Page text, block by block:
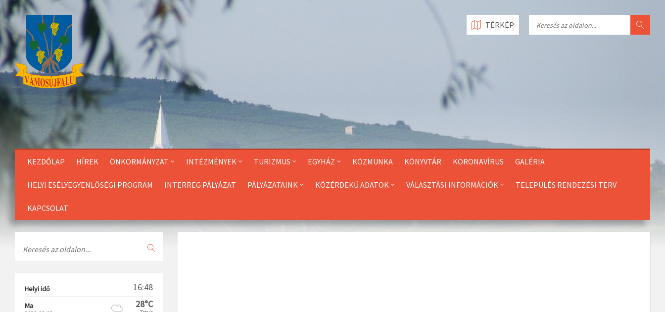
Skip
to
Content
KEZDŐLAP HÍREK ÖNKORMÁNYZAT INTÉZMÉNYEK TURIZMUS EGYHÁZ KÖZMUNKA KÖNYVTÁR KORONAVÍRUS GALÉRIA
HELYI ESÉLYEGYENLŐSÉGI PROGRAM INTERREG PÁLYÁZAT PÁLYÁZATAINK KÖZÉRDEKŰ ADATOK VÁLASZTÁSI INFORMÁCIÓK TELEPÜLÉS RENDEZÉSI TERV
KAPCSOLAT
TÉRKÉP
Helyi idő 16:48
Ma 28°C